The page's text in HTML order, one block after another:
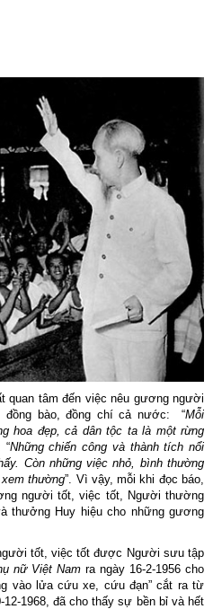
quan tâm đến việc nêu gương người
bào, đồng chí cả nước: “Mỗi
hoa đẹp, cả dân tộc ta là một rừng
“Những chiến công và thành tích nổi
Còn những việc nhỏ, bình thường
thường”. Vì vậy, mỗi khi đọc báo,
người tốt, việc tốt, Người thường
thưởng Huy hiệu cho những gương
tốt, việc tốt được Người sưu tập
nữ Việt Nam ra ngày 16-2-1956 cho
vào lửa cứu xe, cứu đạn” cắt ra từ
1968, đã cho thấy sự bền bỉ và hết